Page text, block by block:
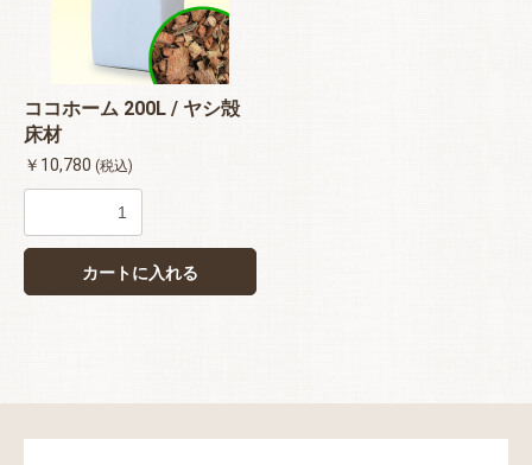
ココホーム 200L / ヤシ殻
床材
￥10,780 (税込)
カートに入れる
お買い物を続ける